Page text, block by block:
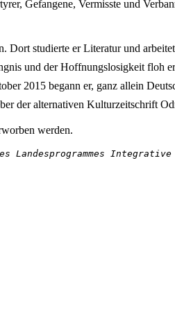
Gefangene, Vermisste und
Dort studierte er Literatur und
und der Hoffnungslosigkeit floh
2015 begann er, ganz allein
der alternativen Kulturzeitschrift
werden.
Landesprogrammes Integrative